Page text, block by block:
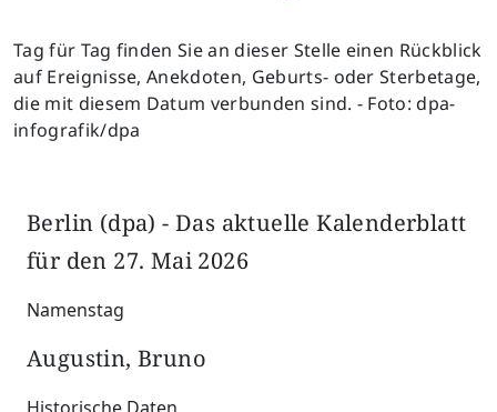
Tag für Tag finden Sie an dieser Stelle einen Rückblick
auf Ereignisse, Anekdoten, Geburts- oder Sterbetage,
die mit diesem Datum verbunden sind. - Foto: dpa-
infografik/dpa
Berlin (dpa) - Das aktuelle Kalenderblatt
für den 27. Mai 2026
Namenstag
Augustin, Bruno
Historische Daten